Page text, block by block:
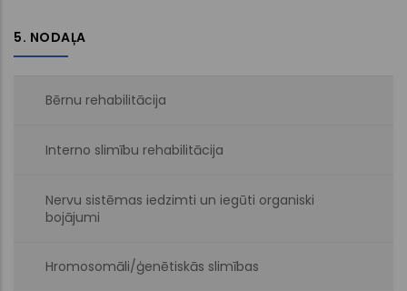
5. NODAĻA
Bērnu rehabilitācija
Interno slimību rehabilitācija
Nervu sistēmas iedzimti un iegūti organiski
bojājumi
Hromosomāli/ģenētiskās slimības